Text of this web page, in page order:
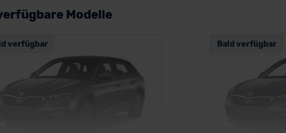
Modelle
verfügbar Bald verfügbar